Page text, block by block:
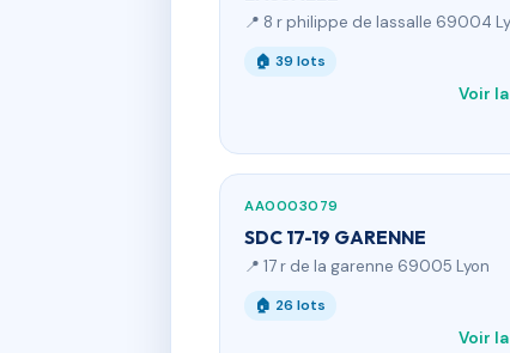
📍 8 r philippe de lassalle 69004
🏠 39 lots
Voir
AA0003079
SDC 17-19 GARENNE
📍 17 r de la garenne 69005 Lyon
🏠 26 lots
Voir